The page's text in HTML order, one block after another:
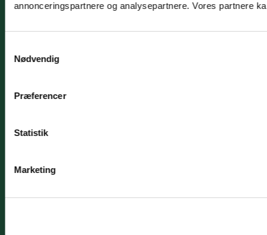
annonceringspartnere og analysepartnere. Vores partnere
Nødvendig
Præferencer
Statistik
Marketing